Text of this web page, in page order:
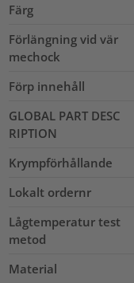
Färg
Förlängning vid vär
mechock
Förp innehåll
GLOBAL PART DESC
RIPTION
Krympförhållande
Lokalt ordernr
Lågtemperatur test
metod
Material